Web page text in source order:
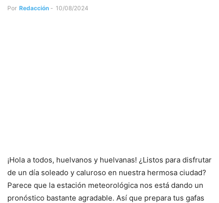
Por Redacción - 10/08/2024
¡Hola a todos, huelvanos y huelvanas! ¿Listos para disfrutar
de un día soleado y caluroso en nuestra hermosa ciudad?
Parece que la estación meteorológica nos está dando un
pronóstico bastante agradable. Así que prepara tus gafas